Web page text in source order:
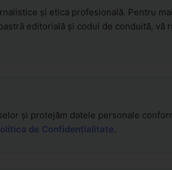
și etica profesională. Pentru mai
editorială și codul de conduită, vă
și protejăm datele personale
de Confidențialitate.